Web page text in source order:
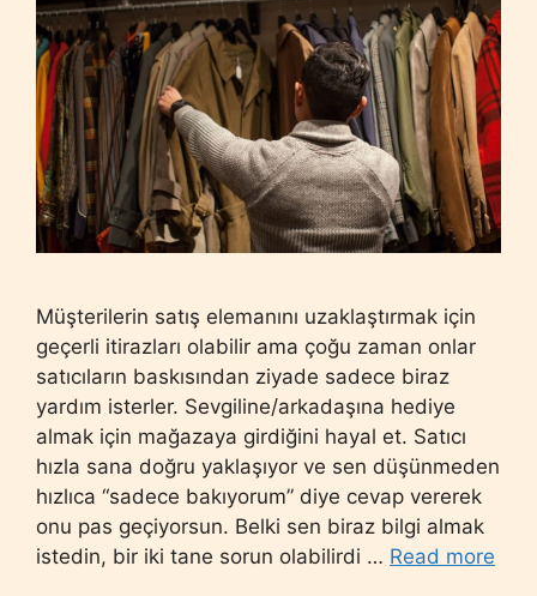
Müşterilerin satış elemanını uzaklaştırmak için
geçerli itirazları olabilir ama çoğu zaman onlar
satıcıların baskısından ziyade sadece biraz
yardım isterler. Sevgiline/arkadaşına hediye
almak için mağazaya girdiğini hayal et. Satıcı
hızla sana doğru yaklaşıyor ve sen düşünmeden
hızlıca “sadece bakıyorum” diye cevap vererek
onu pas geçiyorsun. Belki sen biraz bilgi almak
istedin, bir iki tane sorun olabilirdi … Read more